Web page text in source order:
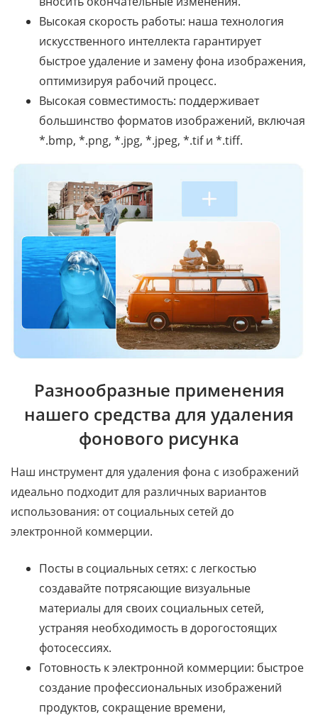
Высокая скорость работы: наша технология
искусственного интеллекта гарантирует
быстрое удаление и замену фона изображения,
оптимизируя рабочий процесс.
Высокая совместимость: поддерживает
большинство форматов изображений, включая
*.bmp, *.png, *.jpg, *.jpeg, *.tif и *.tiff.
Разнообразные применения
нашего средства для удаления
фонового рисунка
Наш инструмент для удаления фона с изображений
идеально подходит для различных вариантов
использования: от социальных сетей до
электронной коммерции.
Посты в социальных сетях: с легкостью
создавайте потрясающие визуальные
материалы для своих социальных сетей,
устраняя необходимость в дорогостоящих
фотосессиях.
Готовность к электронной коммерции: быстрое
создание профессиональных изображений
продуктов, сокращение времени,